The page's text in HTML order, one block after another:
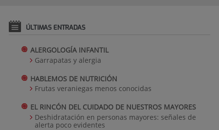
ÚLTIMAS ENTRADAS
ALERGOLOGÍA INFANTIL
Garrapatas y alergia
HABLEMOS DE NUTRICIÓN
Frutas veraniegas menos conocidas
EL RINCÓN DEL CUIDADO DE NUESTROS MAYORES
Deshidratación en personas mayores: señales de
alerta poco evidentes